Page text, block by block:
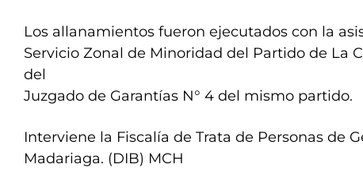
Los allanamientos fueron ejecutados con la
Servicio Zonal de Minoridad del Partido de La
del
Juzgado de Garantías N° 4 del mismo partido.
Interviene la Fiscalía de Trata de Personas de
Madariaga. (DIB) MCH